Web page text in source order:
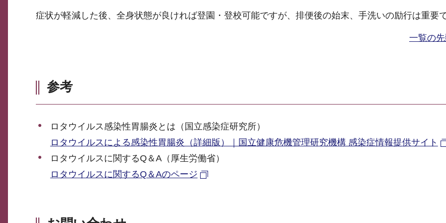
症状が軽減した後、全身状態が良ければ登園・登校可能ですが、排便後の始末、手洗いの励行は重要で
一覧の
参考
ロタウイルス感染性胃腸炎とは（国立感染症研究所）
ロタウイルスによる感染性胃腸炎（詳細版）｜国立健康危機管理研究機構 感染症情報提供サイト
ロタウイルスに関するQ＆A（厚生労働省）
ロタウイルスに関するQ＆Aのページ